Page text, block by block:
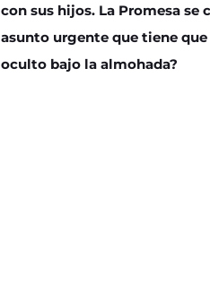
con sus hijos. La Promesa
asunto urgente que tiene
oculto bajo la almohada?